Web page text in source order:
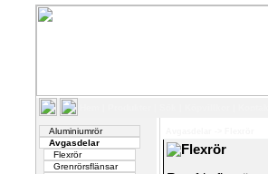
Aluminiumrör
Avgasdelar
Flexrör
Grenrörsflänsar
Flexrör